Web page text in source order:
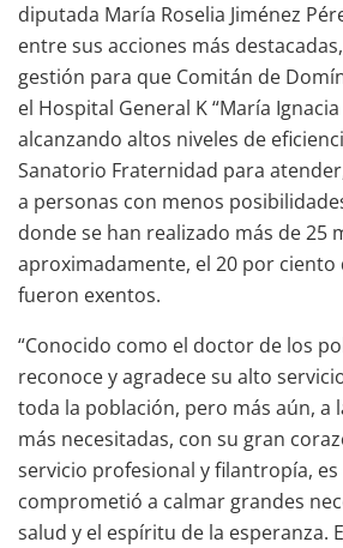
diputada María Roselia Jiménez
entre sus acciones más
gestión para que Comitán de
el Hospital General K “María
alcanzando altos niveles de
Sanatorio Fraternidad para
a personas con menos
donde se han realizado más de 25
aproximadamente, el 20 por ciento
fueron exentos.
“Conocido como el doctor de los
reconoce y agradece su alto
toda la población, pero más aún, a
más necesitadas, con su gran
servicio profesional y filantropía,
comprometió a calmar grandes
salud y el espíritu de la esperanza.